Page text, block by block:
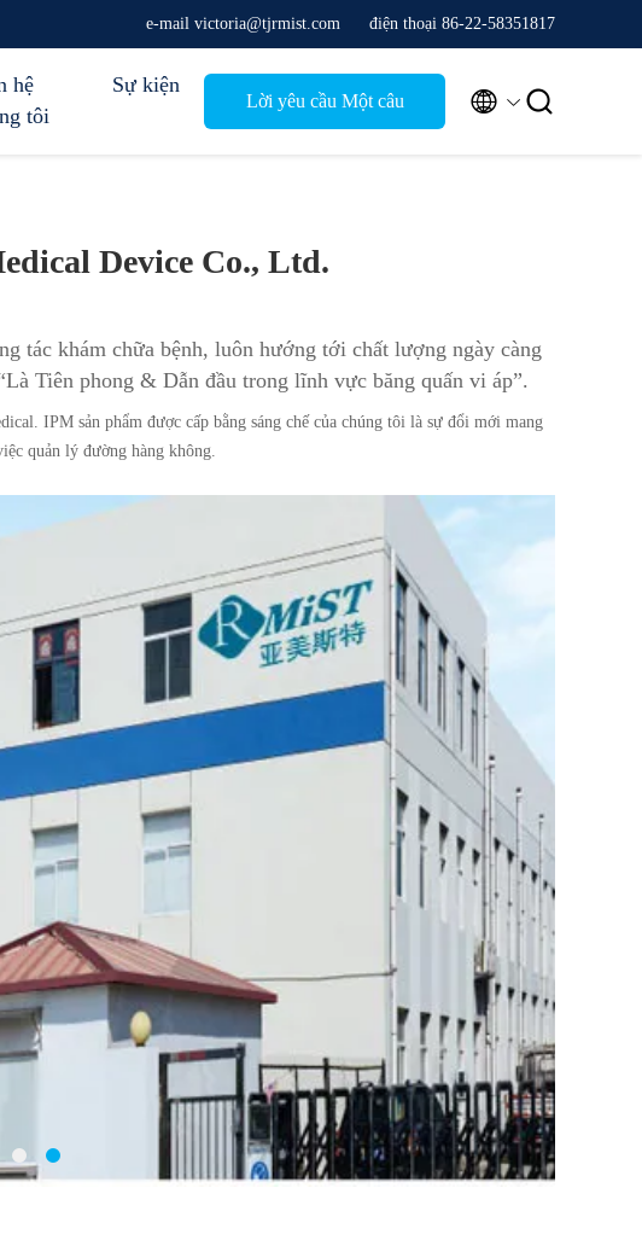
e-mail victoria@tjrmist.com điện thoại 86-22-58351817
hệ
tôi
Sự kiện
Lời yêu cầu Một câu  
Device Co., Ltd.
tác khám chữa bệnh, luôn hướng tới chất lượng ngày càng
Tiên phong & Dẫn đầu trong lĩnh vực băng quấn vi áp”.
IPM sản phẩm được cấp bằng sáng chế của chúng tôi là sự đổi mới mang
quản lý đường hàng không.